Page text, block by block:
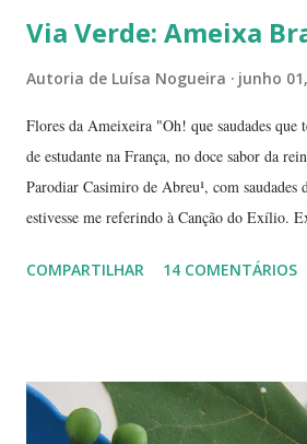
Via Verde: Ameixa
Autoria de Luísa Nogueira junho
Flores da Ameixeira "Oh! que saudades que
de estudante na França, no doce sabor da
Parodiar Casimiro de Abreu¹, com saudades
estivesse me referindo à Canção do Exílio.
precisos, mas é por aí. Na Europa existe
coquinho, morango, amora - estou citando
Paris pode-se encontrar a reine-claude em
COMPARTILHAR 14 COMENTÁRIOS